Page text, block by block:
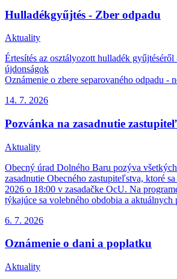
Hulladékgyűjtés - Zber odpadu
Aktuality
Értesítés az osztályozott hulladék gyűjtéséről
újdonságok
Oznámenie o zbere separovaného odpadu -
14. 7. 2026
Pozvánka na zasadnutie
Aktuality
Obecný úrad Dolného Baru pozýva
zasadnutie Obecného zastupiteľstva, ktoré
2026 o 18:00 v zasadačke OcU. Na
týkajúce sa volebného obdobia a aktuálnych
6. 7. 2026
Oznámenie o dani a poplatku
Aktuality